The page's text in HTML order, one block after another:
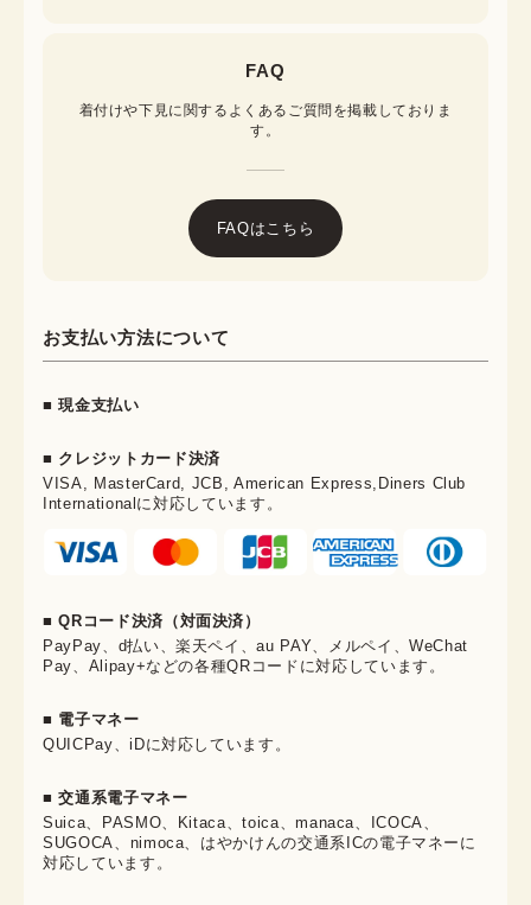
FAQ
着付けや下見に関するよくあるご質問を掲載しておりま
す。
FAQはこちら
お支払い方法について
■ 現金支払い
■ クレジットカード決済
VISA, MasterCard, JCB, American Express,Diners Club
Internationalに対応しています。
■ QRコード決済（対面決済）
PayPay、d払い、楽天ペイ、au PAY、メルペイ、WeChat
Pay、Alipay+などの各種QRコードに対応しています。
■ 電子マネー
QUICPay、iDに対応しています。
■ 交通系電子マネー
Suica、PASMO、Kitaca、toica、manaca、ICOCA、
SUGOCA、nimoca、はやかけんの交通系ICの電子マネーに
対応しています。